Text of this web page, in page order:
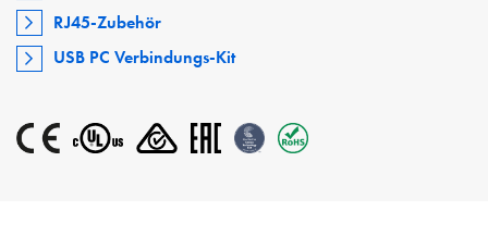
RJ45-Zubehör
USB PC Verbindungs-Kit